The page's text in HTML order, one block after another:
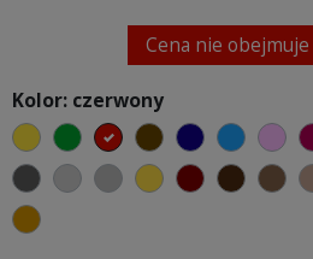
Cena nie
Kolor: czerwony
żółtyzielonyczerwonyczekoladowy
granatowy
ciemno szary
jasnoszary
szarymusztardowy
kasztanowy
koniakowy